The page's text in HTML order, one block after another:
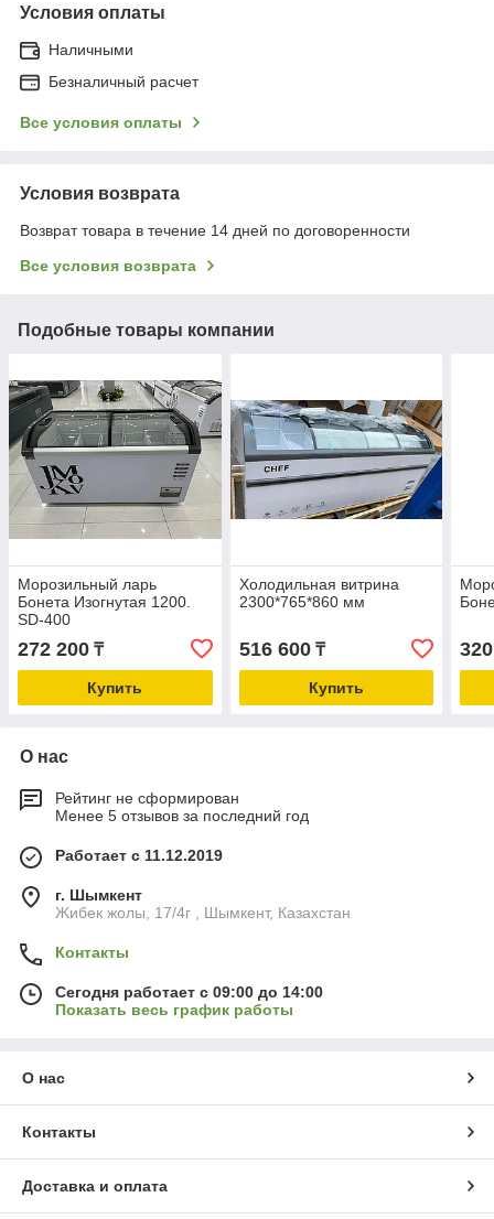
Условия оплаты
Наличными
Безналичный расчет
Все условия оплаты
Условия возврата
Возврат товара в течение 14 дней по договоренности
Все условия возврата
Подобные товары компании
Морозильный ларь
Бонета Изогнутая 1200.
SD-400
272 200 ₸
Купить
Холодильная витрина
2300*765*860 мм
516 600₸
Купить
О нас
Рейтинг не сформирован
Менее 5 отзывов за последний год
Работает с 11.12.2019
г. Шымкент
Жибек жолы, 17/4г , Шымкент, Казахстан
Контакты
Сегодня работает с 09:00 до 14:00
Показать весь график работы
О нас
Контакты
Доставка и оплата